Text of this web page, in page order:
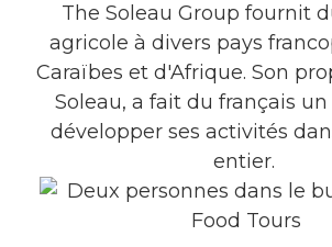
The Soleau Group fournit
agricole à divers pays
Caraïbes et d'Afrique. Son
Soleau, a fait du français
développer ses activités
entier.